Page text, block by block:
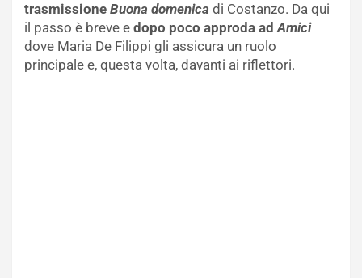
trasmissione Buona domenica di Costanzo. Da qui
il passo è breve e dopo poco approda ad Amici
dove Maria De Filippi gli assicura un ruolo
principale e, questa volta, davanti ai riflettori.